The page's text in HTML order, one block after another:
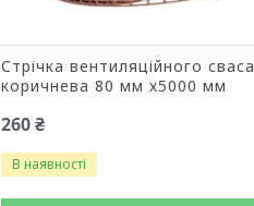
Стрічка вентиляційного сваса
коричнева 80 мм х5000 мм
260 ₴
В наявності